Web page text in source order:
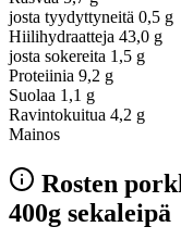
josta tyydyttyneitä 0,5 g
Hiilihydraatteja 43,0 g
josta sokereita 1,5 g
Proteiinia 9,2 g
Suolaa 1,1 g
Ravintokuitua 4,2 g
Mainos
Rosten
400g sekaleipä